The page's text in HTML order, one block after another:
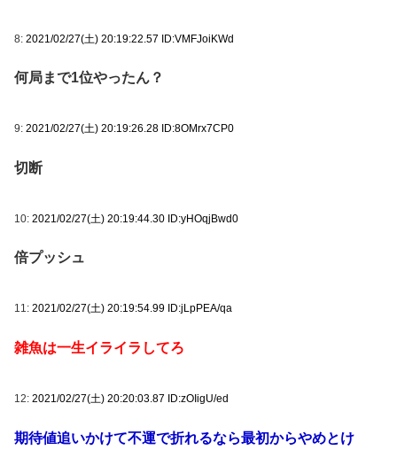
8: 2021/02/27(土) 20:19:22.57 ID:VMFJoiKWd
何局まで1位やったん？
9: 2021/02/27(土) 20:19:26.28 ID:8OMrx7CP0
切断
10: 2021/02/27(土) 20:19:44.30 ID:yHOqjBwd0
倍プッシュ
11: 2021/02/27(土) 20:19:54.99 ID:jLpPEA/qa
雑魚は一生イライラしてろ
12: 2021/02/27(土) 20:20:03.87 ID:zOIigU/ed
期待値追いかけて不運で折れるなら最初からやめとけ